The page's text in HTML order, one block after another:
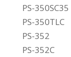
PS-350SC35
PS-350TLC
PS-352
PS-352C